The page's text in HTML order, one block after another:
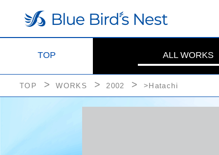
TOP ALL WORKS
TOP WORKS 2002 >Hatachi